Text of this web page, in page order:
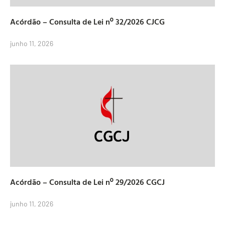
Acórdão – Consulta de Lei nº 32/2026 CJCG
junho 11, 2026
Acórdão – Consulta de Lei nº 29/2026 CGCJ
junho 11, 2026